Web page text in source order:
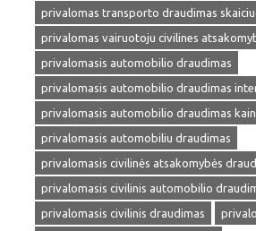
privalomas transporto draudimas
privalomas vairuotoju civilines
privalomasis automobilio draudimas
privalomasis automobilio draudimas
privalomasis automobilio draudimas
privalomasis automobiliu draudimas
privalomasis civilinės atsakomybės
privalomasis civilinis automobilio
privalomasis civilinis draudimas